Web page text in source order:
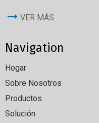
VER MÁS
Navigation
Hogar
Sobre Nosotros
Productos
Solución